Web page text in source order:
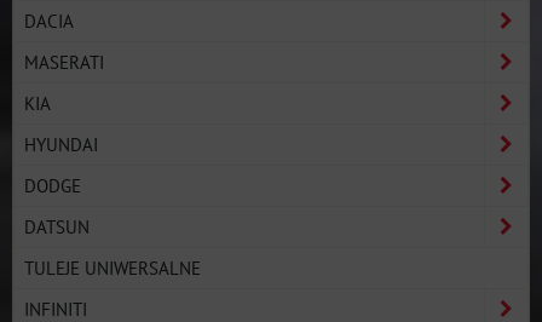
DACIA
MASERATI
KIA
HYUNDAI
DODGE
DATSUN
TULEJE UNIWERSALNE
INFINITI